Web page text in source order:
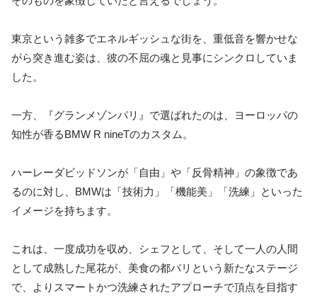
東京という雑多でエネルギッシュな街を、重低音を響かせな
がら突き進む姿は、彼の不屈の魂と見事にシンクロしていま
した。
一方、『グランメゾンパリ』で選ばれたのは、ヨーロッパの
知性が香るBMW R nineTのカスタム。
ハーレーダビッドソンが「自由」や「反骨精神」の象徴であ
るのに対し、BMWは「技術力」「機能美」「洗練」といった
イメージを持ちます。
これは、一度成功を収め、シェフとして、そして一人の人間
として成熟した尾花が、美食の都パリという新たなステージ
で、よりスマートかつ洗練されたアプローチで頂点を目指す